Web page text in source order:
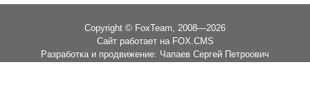
Copyright © FoxTeam, 2008—2026
Сайт работает на FOX.CMS
Разработка и продвижение: Чапаев Сергей Петроович